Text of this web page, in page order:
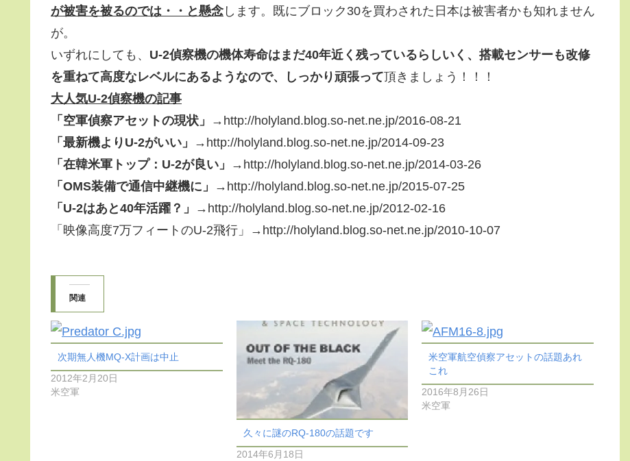
が被害を被るのでは・・と懸念 します。既にブロック30を買わされた日本は被害者かも知れません
が。
いずれにしても、 U-2偵察機の機体寿命はまだ40年近く残っているらしいく、搭載センサーも改修
を重ねて高度なレベルにあるようなので、しっかり頑張って頂きましょう！！！
大人気U-2偵察機の記事
「空軍偵察アセットの現状」→ http://holyland.blog.so-net.ne.jp/2016-08-21
「最新機よりU-2がいい」→ http://holyland.blog.so-net.ne.jp/2014-09-23
「在韓米軍トップ：U-2が良い」→ http://holyland.blog.so-net.ne.jp/2014-03-26
「OMS装備で通信中継機に」→ http://holyland.blog.so-net.ne.jp/2015-07-25
「U-2はあと40年活躍？」→ http://holyland.blog.so-net.ne.jp/2012-02-16
「映像高度7万フィートのU-2飛行」→http://holyland.blog.so-net.ne.jp/2010-10-07
関連
次期無人機MQ-X計画は中止
2012年2月20日
米空軍
久々に謎のRQ-180の話題です
2014年6月18日
米空軍航空偵察アセットの話題あれ
これ
2016年8月26日
米空軍